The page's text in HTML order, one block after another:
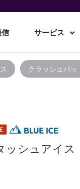
サービス
クラッシュパッ
ッシュアイ